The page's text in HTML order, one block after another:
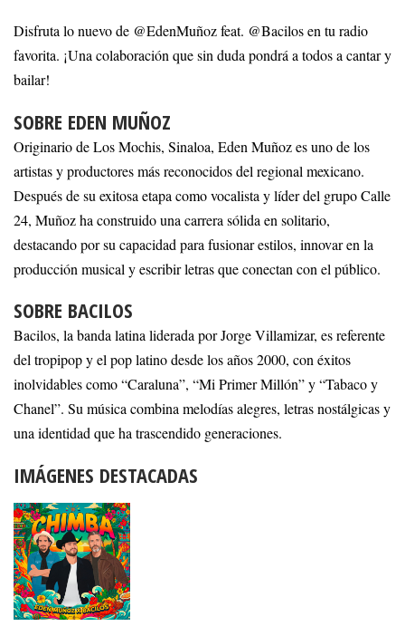
Disfruta lo nuevo de @EdenMuñoz feat. @Bacilos en tu radio
favorita. ¡Una colaboración que sin duda pondrá a todos a cantar y
bailar!
SOBRE EDEN MUÑOZ
Originario de Los Mochis, Sinaloa, Eden Muñoz es uno de los
artistas y productores más reconocidos del regional mexicano.
Después de su exitosa etapa como vocalista y líder del grupo Calle
24, Muñoz ha construido una carrera sólida en solitario,
destacando por su capacidad para fusionar estilos, innovar en la
producción musical y escribir letras que conectan con el público.
SOBRE BACILOS
Bacilos, la banda latina liderada por Jorge Villamizar, es referente
del tropipop y el pop latino desde los años 2000, con éxitos
inolvidables como “Caraluna”, “Mi Primer Millón” y “Tabaco y
Chanel”. Su música combina melodías alegres, letras nostálgicas y
una identidad que ha trascendido generaciones.
IMÁGENES DESTACADAS